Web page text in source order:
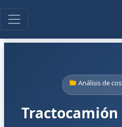
Análisis de